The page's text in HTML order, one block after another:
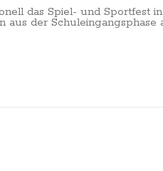
das Spiel- und Sportfest
der Schuleingangsphase